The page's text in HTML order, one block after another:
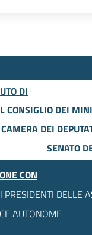
DI
CONSIGLIO DEI
CAMERA DEI
SENATO
CON
PRESIDENTI DELLE
AUTONOME